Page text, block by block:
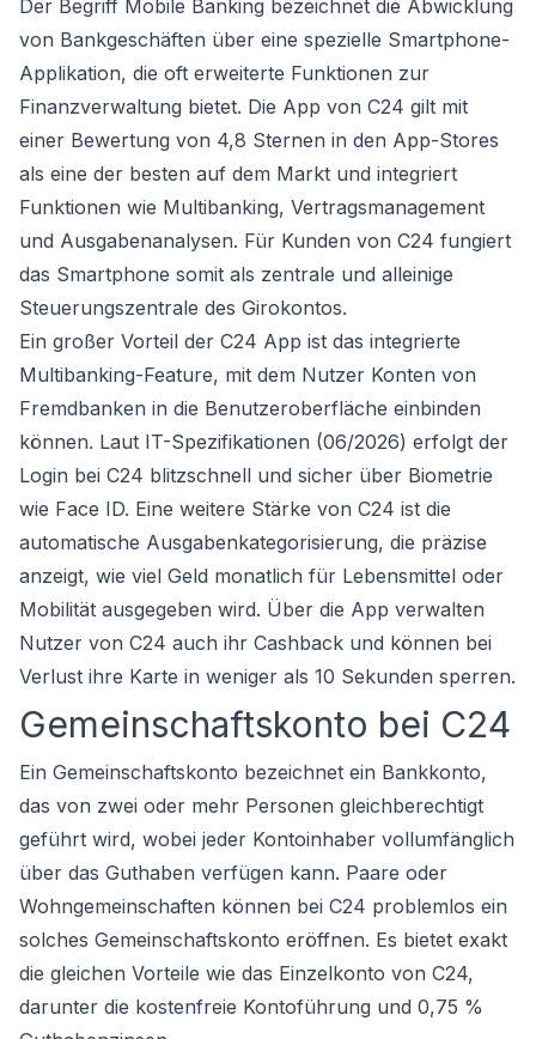
Der Begriff Mobile Banking bezeichnet die Abwicklung
von Bankgeschäften über eine spezielle Smartphone-
Applikation, die oft erweiterte Funktionen zur
Finanzverwaltung bietet. Die App von C24 gilt mit
einer Bewertung von 4,8 Sternen in den App-Stores
als eine der besten auf dem Markt und integriert
Funktionen wie Multibanking, Vertragsmanagement
und Ausgabenanalysen. Für Kunden von C24 fungiert
das Smartphone somit als zentrale und alleinige
Steuerungszentrale des Girokontos.
Ein großer Vorteil der C24 App ist das integrierte
Multibanking-Feature, mit dem Nutzer Konten von
Fremdbanken in die Benutzeroberfläche einbinden
können. Laut IT-Spezifikationen (06/2026) erfolgt der
Login bei C24 blitzschnell und sicher über Biometrie
wie Face ID. Eine weitere Stärke von C24 ist die
automatische Ausgabenkategorisierung, die präzise
anzeigt, wie viel Geld monatlich für Lebensmittel oder
Mobilität ausgegeben wird. Über die App verwalten
Nutzer von C24 auch ihr Cashback und können bei
Verlust ihre Karte in weniger als 10 Sekunden sperren.
Gemeinschaftskonto bei C24
Ein Gemeinschaftskonto bezeichnet ein Bankkonto,
das von zwei oder mehr Personen gleichberechtigt
geführt wird, wobei jeder Kontoinhaber vollumfänglich
über das Guthaben verfügen kann. Paare oder
Wohngemeinschaften können bei C24 problemlos ein
solches Gemeinschaftskonto eröffnen. Es bietet exakt
die gleichen Vorteile wie das Einzelkonto von C24,
darunter die kostenfreie Kontoführung und 0,75 %